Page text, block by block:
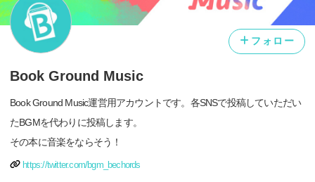
フォロー
Book Ground Music
Book Ground Music運営用アカウントです。各SNSで投稿していただい
たBGMを代わりに投稿します。
その本に音楽をならそう！
https://twitter.com/bgm_bechords